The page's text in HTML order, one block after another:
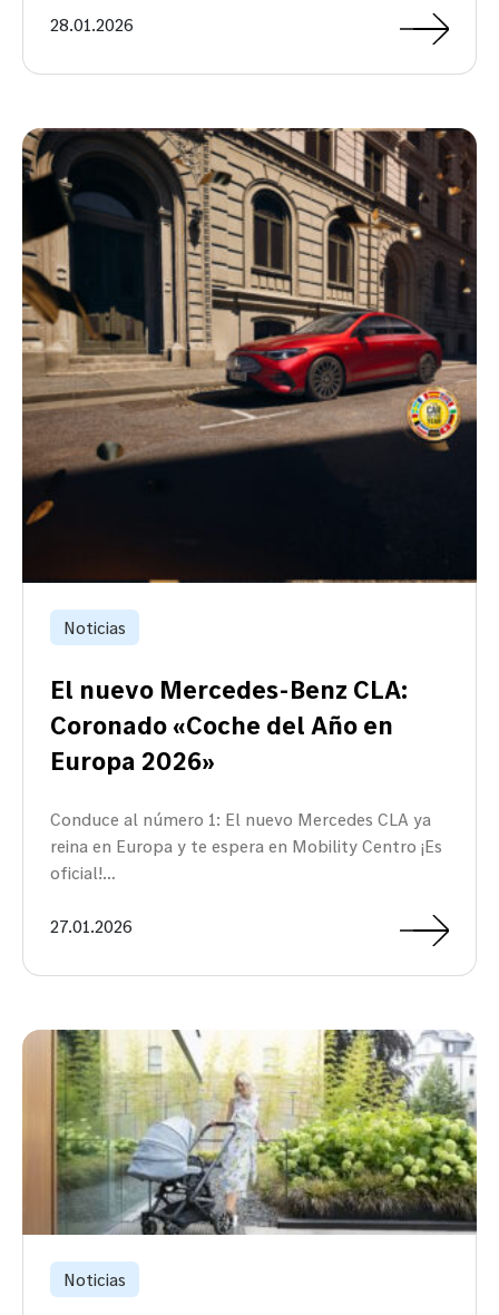
28.01.2026
Noticias
El nuevo Mercedes-Benz CLA:
Coronado «Coche del Año en
Europa 2026»
Conduce al número 1: El nuevo Mercedes CLA ya
reina en Europa y te espera en Mobility Centro ¡Es
oficial!…
27.01.2026
Noticias